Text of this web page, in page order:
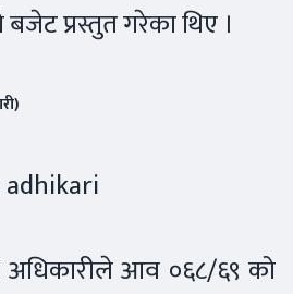
प्रस्तुत गरेका थिए ।
अधिकारीले आव ०६८/६९ को